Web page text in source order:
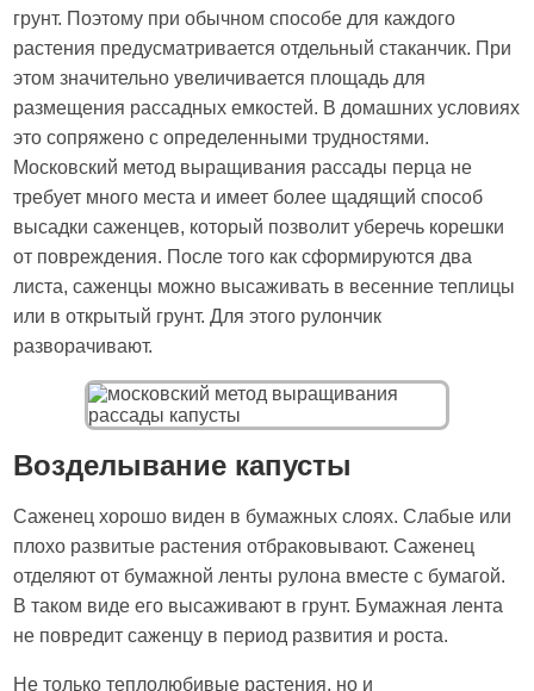
грунт. Поэтому при обычном способе для каждого
растения предусматривается отдельный стаканчик. При
этом значительно увеличивается площадь для
размещения рассадных емкостей. В домашних условиях
это сопряжено с определенными трудностями.
Московский метод выращивания рассады перца не
требует много места и имеет более щадящий способ
высадки саженцев, который позволит уберечь корешки
от повреждения. После того как сформируются два
листа, саженцы можно высаживать в весенние теплицы
или в открытый грунт. Для этого рулончик
разворачивают.
Возделывание капусты
Саженец хорошо виден в бумажных слоях. Слабые или
плохо развитые растения отбраковывают. Саженец
отделяют от бумажной ленты рулона вместе с бумагой.
В таком виде его высаживают в грунт. Бумажная лента
не повредит саженцу в период развития и роста.
Не только теплолюбивые растения, но и